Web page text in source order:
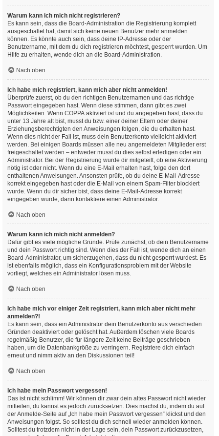
Warum kann ich mich nicht registrieren?
Es kann sein, dass die Board-Administration die Registrierung komplett
ausgeschaltet hat, damit sich keine neuen Benutzer mehr anmelden
können. Es könnte auch sein, dass deine IP-Adresse oder der
Benutzername, mit dem du dich registrieren möchtest, gesperrt wurden. Um
Hilfe zu erhalten, wende dich an die Board-Administration.
Nach oben
Ich habe mich registriert, kann mich aber nicht anmelden!
Überprüfe zuerst, ob du den richtigen Benutzernamen und das richtige
Passwort eingegeben hast. Wenn diese stimmen, dann gibt es zwei
Möglichkeiten. Wenn COPPA aktiviert ist und du angegeben hast, dass du
unter 13 Jahre alt bist, musst du bzw. einer deiner Eltern oder deiner
Erziehungsberechtigten den Anweisungen folgen, die du erhalten hast.
Wenn dies nicht der Fall ist, muss dein Benutzerkonto vielleicht aktiviert
werden. Bei einigen Boards müssen alle neu angemeldeten Mitglieder erst
freigeschaltet werden – entweder musst du dies selbst erledigen oder ein
Administrator. Bei der Registrierung wurde dir mitgeteilt, ob eine Aktivierung
nötig ist oder nicht. Wenn du eine E-Mail erhalten hast, folge den dort
enthaltenen Anweisungen. Ansonsten prüfe, ob du deine E-Mail-Adresse
korrekt eingegeben hast oder die E-Mail von einem Spam-Filter blockiert
wurde. Wenn du dir sicher bist, dass deine E-Mail-Adresse korrekt
eingegeben wurde, dann kontaktiere einen Administrator.
Nach oben
Warum kann ich mich nicht anmelden?
Dafür gibt es viele mögliche Gründe. Prüfe zunächst, ob dein Benutzername
und dein Passwort richtig sind. Wenn dies der Fall ist, wende dich an einen
Board-Administrator, um sicherzugehen, dass du nicht gesperrt wurdest. Es
ist ebenfalls möglich, dass ein Konfigurationsproblem mit der Website
vorliegt, welches ein Administrator lösen muss.
Nach oben
Ich habe mich vor einiger Zeit registriert, kann mich aber nicht mehr
anmelden?!
Es kann sein, dass ein Administrator dein Benutzerkonto aus verschieden
Gründen deaktiviert oder gelöscht hat. Außerdem löschen viele Boards
regelmäßig Benutzer, die für längere Zeit keine Beiträge geschrieben
haben, um die Datenbankgröße zu verringern. Registriere dich einfach
erneut und nimm aktiv an den Diskussionen teil!
Nach oben
Ich habe mein Passwort vergessen!
Das ist nicht schlimm! Wir können dir zwar dein altes Passwort nicht wieder
mitteilen, du kannst es jedoch zurücksetzen. Dies machst du, indem du auf
der Anmelde-Seite auf „Ich habe mein Passwort vergessen“ klickst und den
Anweisungen folgst. So solltest du dich schnell wieder anmelden können.
Solltest du trotzdem nicht in der Lage sein, dein Passwort zurückzusetzen,